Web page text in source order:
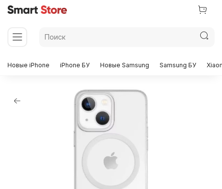
Новые iPhone iPhone БУ Новые Samsung Samsung БУ